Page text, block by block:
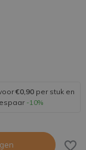
€0,90per stuk en
-10%